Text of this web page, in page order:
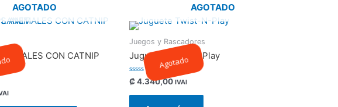
AGOTADO
CON CATNIP
Agotado
AGOTADO
Juegos y Rascadores
Juguete Twist-N-Play
Valorado
con
0
₡4.340,00 IVAI